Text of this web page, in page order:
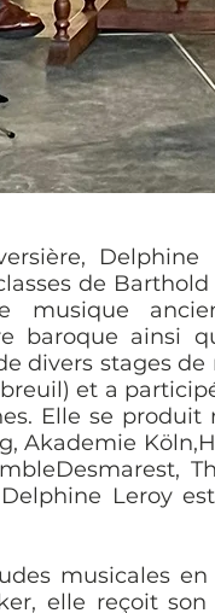
de
musique
baroque ainsi
divers stages
et a
Elle se
Akademie
Leroy
musicales
elle reçoit